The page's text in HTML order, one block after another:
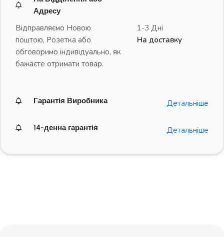
Адресу
Відправляємо Новою
поштою, Розетка або
обговоримо індивідуально, як
бажаєте отримати товар.
1-3 Дні
На доставку
Гарантія Виробника Детальніше
14-денна гарантія Детальніше